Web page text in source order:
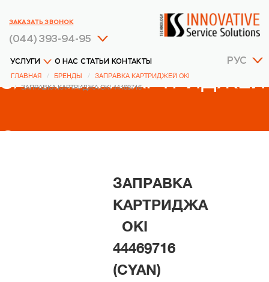
РУС
УСЛУГИ О НАС СТАТЬИ КОНТАКТЫ
(044) 393-94-95
ЗАКАЗАТЬ ЗВОНОК
ГЛАВНАЯ БРЕНДЫ
ЗАПРАВКА КАРТРИДЖЕЙ OKI
ЗАПРАВКА КАРТРИДЖА OKI 44469716
ЗАПРАВКА КАРТРИДЖЕЙ
OKI
ЗАПРАВКА
КАРТРИДЖА
OKI
44469716
(CYAN)